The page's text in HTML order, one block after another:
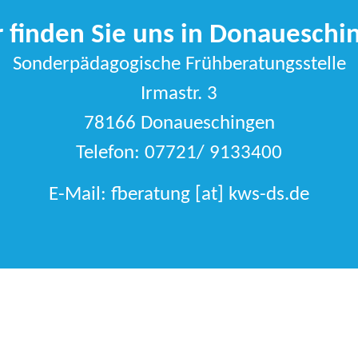
finden Sie uns in
Sonderpädagogische Frühberatungsstelle
Irmastr. 3
78166 Donaueschingen
Telefon: 07721/ 9133400
E-Mail: fberatung [at] kws-ds.de